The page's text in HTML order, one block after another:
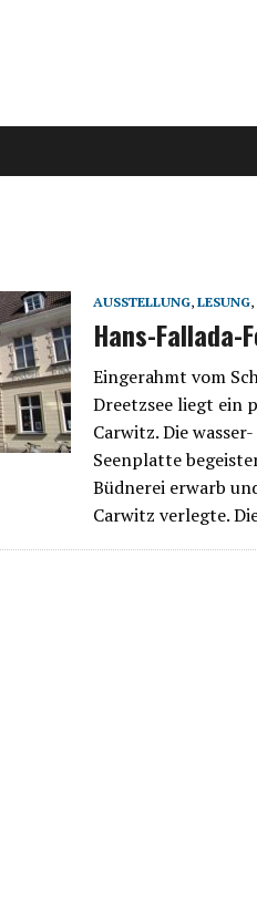
AUSSTELLUNG,LESUNG,
Hans-Fallada-
Eingerahmt vom
Dreetzsee liegt ein
Carwitz. Die
Seenplatte
Büdnerei erwarb
Carwitz verlegte.